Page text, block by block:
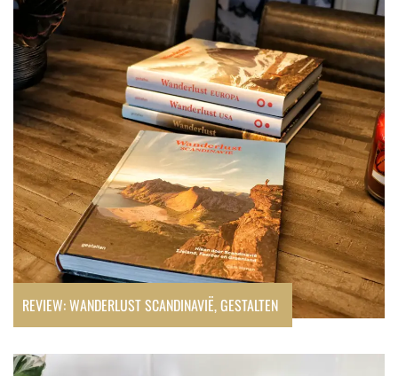
Scandinavië,
Gestalten
REVIEW: WANDERLUST SCANDINAVIË, GESTALTEN
Review: